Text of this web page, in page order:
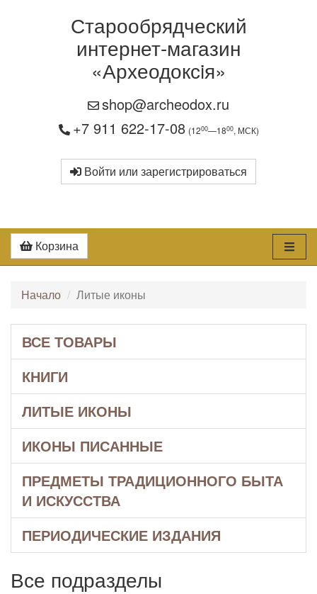
Старообрядческий
интернет-магазин
«Археодоксiя»
shop@archeodox.ru
+7 911 622-17-08 (1200—1800, МСК)
Войти или зарегистрироваться
Корзина
Начало Литые иконы
ВСЕ ТОВАРЫ
КНИГИ
ЛИТЫЕ ИКОНЫ
ИКОНЫ ПИСАННЫЕ
ПРЕДМЕТЫ ТРАДИЦИОННОГО БЫТА
И ИСКУССТВА
ПЕРИОДИЧЕСКИЕ ИЗДАНИЯ
Все подразделы